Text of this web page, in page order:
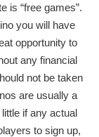
is “free games”.
you will have
opportunity to
any financial
not be taken
are usually a
if any actual
to sign up,